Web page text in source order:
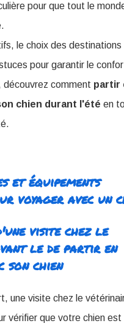
pour que tout le
le choix des destinations
pour garantir le
comment partir
chien durant l'été en
et équipements
voyager avec un
visite chez le
le de partir en
son chien
une visite chez le
vérifier que votre chien est